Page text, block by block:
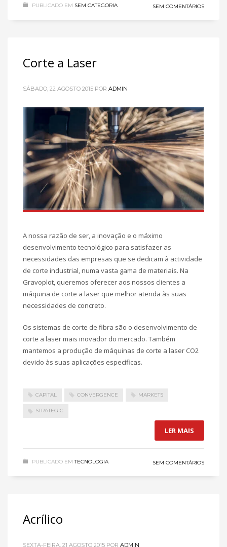
PUBLICADO EM SEM CATEGORIA SEM COMENTÁRIOS
Corte a Laser
SÁBADO, 22 AGOSTO 2015 POR ADMIN
A nossa razão de ser, a inovação e o máximo
desenvolvimento tecnológico para satisfazer as
necessidades das empresas que se dedicam à actividade
de corte industrial, numa vasta gama de materiais. Na
Gravoplot, queremos oferecer aos nossos clientes a
máquina de corte a laser que melhor atenda às suas
necessidades de concreto.
Os sistemas de corte de fibra são o desenvolvimento de
corte a laser mais inovador do mercado. Também
mantemos a produção de máquinas de corte a laser CO2
devido às suas aplicações específicas.
CAPITAL CONVERGENCE MARKETS
STRATEGIC
LER MAIS
PUBLICADO EM TECNOLOGIA SEM COMENTÁRIOS
Acrílico
SEXTA-FEIRA, 21 AGOSTO 2015 POR ADMIN